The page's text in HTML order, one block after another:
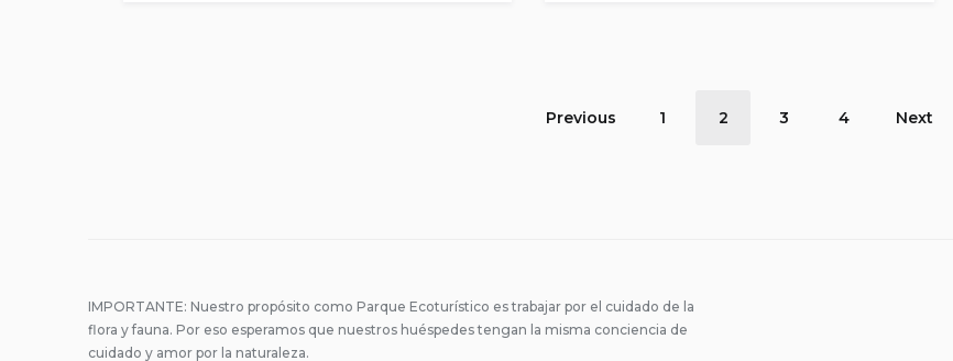
Previous 1 2 3 4 Next
IMPORTANTE: Nuestro propósito como Parque Ecoturístico es trabajar por el cuidado de la
flora y fauna. Por eso esperamos que nuestros huéspedes tengan la misma conciencia de
cuidado y amor por la naturaleza.